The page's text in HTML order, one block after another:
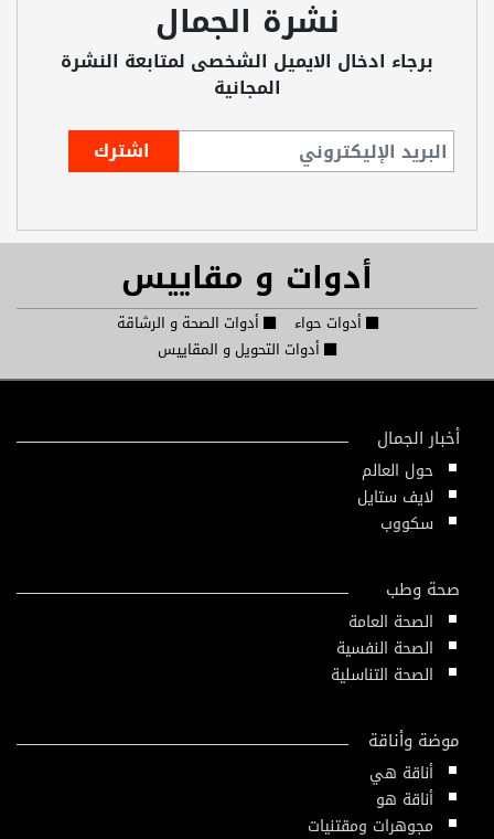
نشرة الجمال
برجاء ادخال الايميل الشخصى لمتابعة النشرة
المجانية
أدوات و مقاييس
أدوات حواء
أدوات الصحة و الرشاقة
أدوات التحويل و المقاييس
أخبار الجمال
حول العالم
لايف ستايل
سكووب
صحة وطب
الصحة العامة
الصحة النفسية
الصحة التناسلية
موضة وأناقة
أناقة هي
أناقة هو
مجوهرات ومقتنيات